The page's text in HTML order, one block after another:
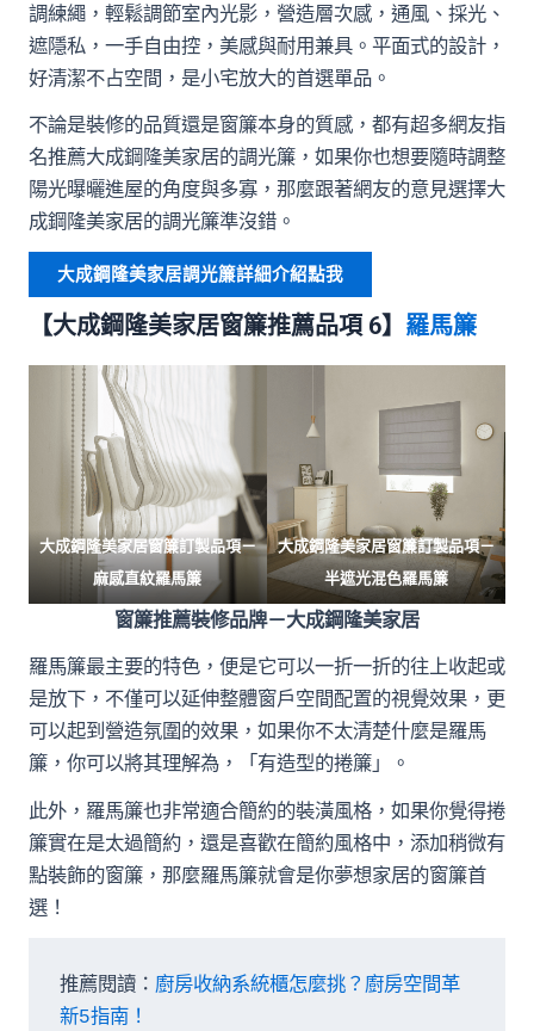
調練繩，輕鬆調節室內光影，營造層次感，通風、採光、
遮隱私，一手自由控，美感與耐用兼具。平面式的設計，
好清潔不占空間，是小宅放大的首選單品。
不論是裝修的品質還是窗簾本身的質感，都有超多網友指
名推薦大成鋼隆美家居的調光簾，如果你也想要隨時調整
陽光曝曬進屋的角度與多寡，那麼跟著網友的意見選擇大
成鋼隆美家居的調光簾準沒錯。
大成鋼隆美家居調光簾詳細介紹點我
【大成鋼隆美家居窗簾推薦品項 6】 羅馬簾
大成鋼隆美家居窗簾訂製品項－
麻感直紋羅馬簾
大成鋼隆美家居窗簾訂製品項－
半遮光混色羅馬簾
窗簾推薦裝修品牌－大成鋼隆美家居
羅馬簾最主要的特色，便是它可以一折一折的往上收起或
是放下，不僅可以延伸整體窗戶空間配置的視覺效果，更
可以起到營造氛圍的效果，如果你不太清楚什麼是羅馬
簾，你可以將其理解為，「有造型的捲簾」。
此外，羅馬簾也非常適合簡約的裝潢風格，如果你覺得捲
簾實在是太過簡約，還是喜歡在簡約風格中，添加稍微有
點裝飾的窗簾，那麼羅馬簾就會是你夢想家居的窗簾首
選！
推薦閱讀：廚房收納系統櫃怎麼挑？廚房空間革
新5指南！